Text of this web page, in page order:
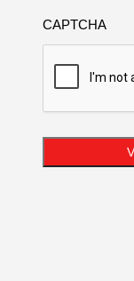
CAPTCHA